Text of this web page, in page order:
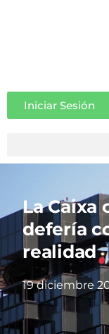
Iniciar Sesión
La Caixa
defería
realidad
19 diciembre